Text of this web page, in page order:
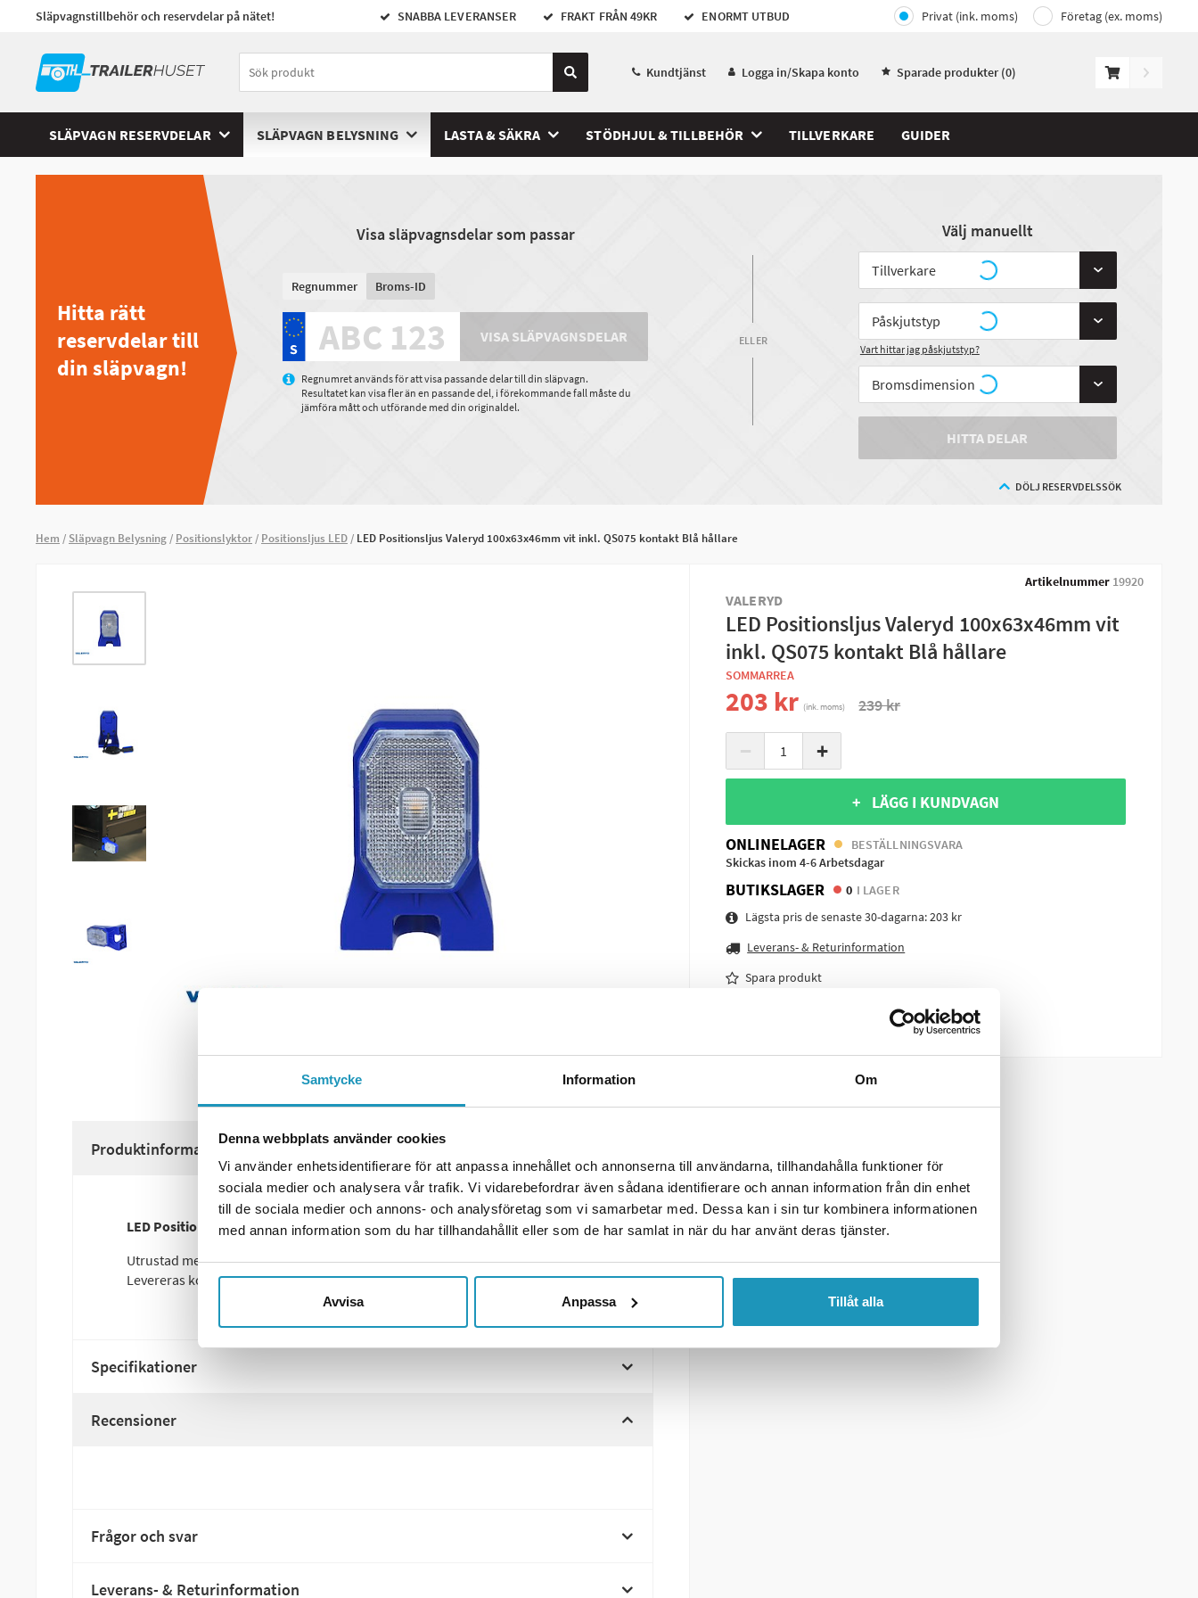
Samtycke Information Om
Denna webbplats använder cookies
Vi använder enhetsidentifierare för att anpassa innehållet och annonserna till användarna, tillhandahålla funktioner för
sociala medier och analysera vår trafik. Vi vidarebefordrar även sådana identifierare och annan information från din enhet
till de sociala medier och annons- och analysföretag som vi samarbetar med. Dessa kan i sin tur kombinera informationen
med annan information som du har tillhandahållit eller som de har samlat in när du har använt deras tjänster.
Avvisa Anpassa Tillåt alla
Släpvagnstillbehör och reservdelar på nätet! SNABBA LEVERANSER FRAKT FRÅN 49KR ENORMT UTBUD Privat (ink. moms) Företag (ex. moms)
Kundtjänst Logga in/Skapa konto Sparade produkter (0)
SLÄPVAGN RESERVDELAR SLÄPVAGN BELYSNING LASTA & SÄKRA STÖDHJUL & TILLBEHÖR TILLVERKARE GUIDER
Hitta rätt
reservdelar till
din släpvagn!
Visa släpvagnsdelar som passar
Regnummer Broms-ID
VISA SLÄPVAGNSDELAR
Regnumret används för att visa passande delar till din släpvagn.
Resultatet kan visa fler än en passande del, i förekommande fall måste du
jämföra mått och utförande med din originaldel.
ELLER
Välj manuellt
Vart hittar jag påskjutstyp?
HITTA DELAR
DÖLJ RESERVDELSSÖK
Hem Släpvagn Belysning Positionslyktor Positionsljus LED LED Positionsljus Valeryd 100x63x46mm vit inkl. QS075 kontakt Blå hållare
Artikelnummer 19920
VALERYD
LED Positionsljus Valeryd 100x63x46mm vit
inkl. QS075 kontakt Blå hållare
SOMMARREA
203 kr (ink. moms) 239 kr
− +
+ LÄGG I KUNDVAGN
ONLINELAGER
BESTÄLLNINGSVARA
Skickas inom 4-6 Arbetsdagar
BUTIKSLAGER 0 I LAGER
Lägsta pris de senaste 30-dagarna:203 kr
Leverans- & Returinformation
Spara produkt
Produktinformation
LED Positionsljus Valeryd 100x63x46mm vit med blå hållare
Utrustad med enblå hållaresom ger extra stabilitet och en distinkt look.
Levereras komplett medQS075-kontaktför snabb och säker installation.
Specifikationer
Recensioner
Frågor och svar
Leverans- & Returinformation